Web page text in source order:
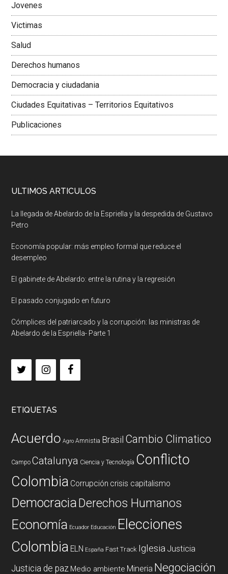
Jovenes
Victimas
Salud
Derechos humanos
Democracia y ciudadania
Ciudades Equitativas – Territorios Equitativos
Publicaciones
ULTIMOS ARTICULOS
La llegada de Abelardo de la Espriella y la despedida de Gustavo
Petro
Economía popular: más empleo formal que reduce el
desempleo
El gabinete de Abelardo: entre la rutina y la regresión
El pasado conjugado en futuro
Cómplices del patriarcado y la corrupción: las ministras de
Abelardo de la Espriella- Parte 1
ETIQUETAS
Acuerdo Agro Amnistia Brasil Cambio Climatico
Campo Catalunya Ciencia y Tecnología Conflicto
Colombia Corrupción crisis capitalismo
DemocraciaDerechos Humanos
Economía Ecuador Educación Elecciones
Colombia ELN España Fast Track Iglesia Justicia
Justicia de paz Medio ambiente Mineria Negociación